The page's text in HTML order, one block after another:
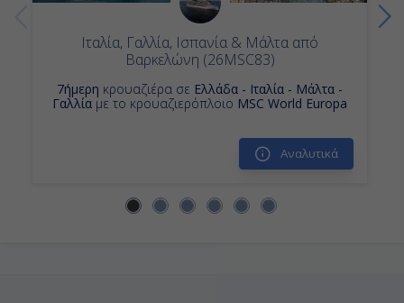
Ιταλία, Γαλλία, Ισπανία & Μάλτα από
Βαρκελώνη (26MSC83)
7ήμερη κρουαζιέρα σε Ελλάδα - Ιταλία - Μάλτα -
Γαλλία με το κρουαζιερόπλοιο MSC World Europa
Αναλυτικά